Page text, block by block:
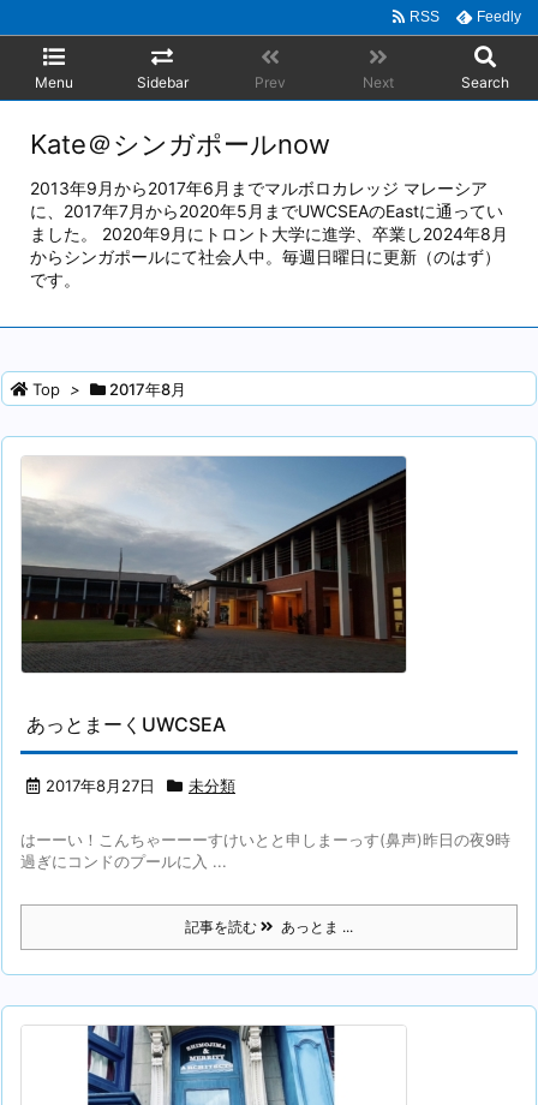
Menu Sidebar Prev Next Search
RSS Feedly
Kate＠シンガポールnow
2013年9月から2017年6月までマルボロカレッジ マレーシア
に、2017年7月から2020年5月までUWCSEAのEastに通ってい
ました。 2020年9月にトロント大学に進学、卒業し2024年8月
からシンガポールにて社会人中。毎週日曜日に更新（のはず）
です。
Top > 2017年8月
あっとまーくUWCSEA
2017年8月27日 未分類
はーーい！こんちゃーーーすけいとと申しまーっす(鼻声)昨日の夜9時
過ぎにコンドのプールに入 ...
記事を読む あっとま ...